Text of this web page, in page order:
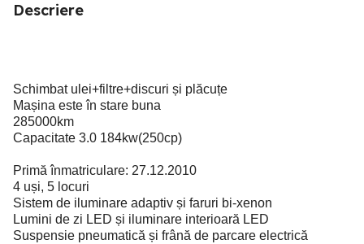
Descriere
Schimbat ulei+filtre+discuri și plăcuțe
Mașina este în stare buna
285000km
Capacitate 3.0 184kw(250cp)
Primă înmatriculare: 27.12.2010
4 uși, 5 locuri
Sistem de iluminare adaptiv și faruri bi-xenon
Lumini de zi LED și iluminare interioară LED
Suspensie pneumatică și frână de parcare electrică